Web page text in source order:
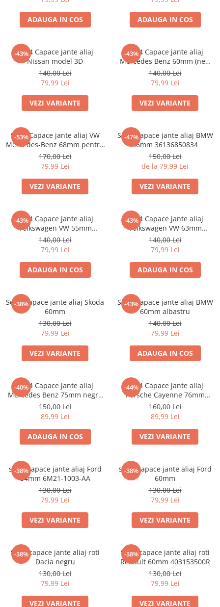
ADAUGA IN COS ADAUGA IN COS
-43%
set 4 Capace jante aliaj
Nissan model 3D
140,00 Lei
79,99 Lei
VEZI VARIANTE
-43%
Set 4 Capace jante aliaj
Mercedes Benz 60mm (new
black) / (silver)
140,00 Lei
79,99 Lei
VEZI VARIANTE
-53%
Set 4 Capace jante aliaj VW
Mercedes-Benz 68mm pentru
jante originale BMW
170,00 Lei
79,99 Lei
VEZI VARIANTE
-47%
Set 4 Capace jante aliaj BMW
56mm 36136850834
150,00 Lei
de la 79,99 Lei
VEZI VARIANTE
-43%
Set 4 Capace jante aliaj
Volkswagen VW 55mm
6N0601171
140,00 Lei
79,99 Lei
ADAUGA IN COS
-43%
Set 4 Capace jante aliaj
Volkswagen VW 63mm
7M7601165 7D0601165
140,00 Lei
79,99 Lei
ADAUGA IN COS
-38%
Set 4 Capace jante aliaj Skoda
60mm
130,00 Lei
79,99 Lei
VEZI VARIANTE
-43%
Set 4 Capace jante aliaj BMW
60mm albastru
140,00 Lei
79,99 Lei
ADAUGA IN COS
-40%
set 4 Capace jante aliaj
Mercedes Benz 75mm negru
lucios complet (inel prindere)
150,00 Lei
89,99 Lei
ADAUGA IN COS
-44%
set 4 Capace jante aliaj
Porsche Cayenne 76mm
7L5601149
160,00 Lei
89,99 Lei
VEZI VARIANTE
-38%
set 4 Capace jante aliaj Ford
54mm 6M21-1003-AA
130,00 Lei
79,99 Lei
VEZI VARIANTE
-38%
set 4 Capace jante aliaj Ford
60mm
130,00 Lei
79,99 Lei
VEZI VARIANTE
-38%
Set 4 capace jante aliaj roti
Dacia negru
130,00 Lei
79,99 Lei
VEZI VARIANTE
-38%
Set 4 capace jante aliaj roti
Renault 60mm 403153500R
130,00 Lei
79,99 Lei
VEZI VARIANTE